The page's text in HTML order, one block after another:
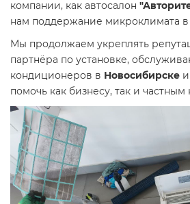
компании, как автосалон
нам поддержание микроклимата
Мы продолжаем укреплять
партнёра по установке,
кондиционеров в Новосибирске
помочь как бизнесу, так и частным